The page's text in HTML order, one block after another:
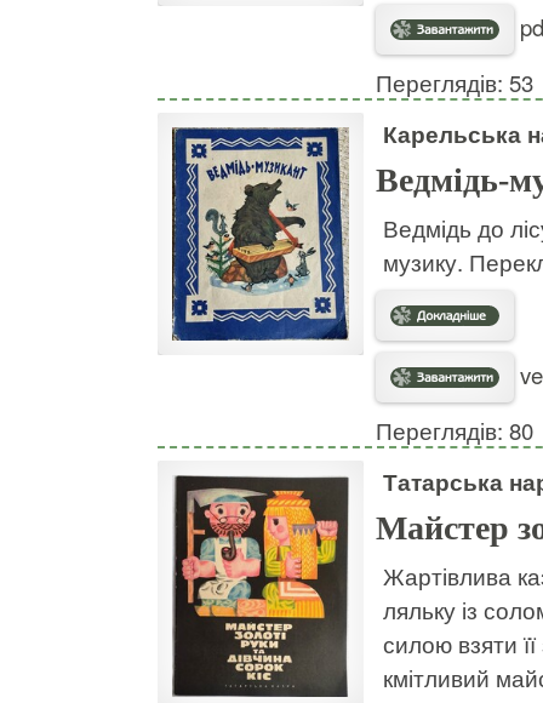
Переглядів: 53
Карельська
Ведмідь-
Ведмідь до
музику.
Переглядів: 80
Татарська
Майстер
Жартівлива
ляльку із
силою взяти
кмітливий